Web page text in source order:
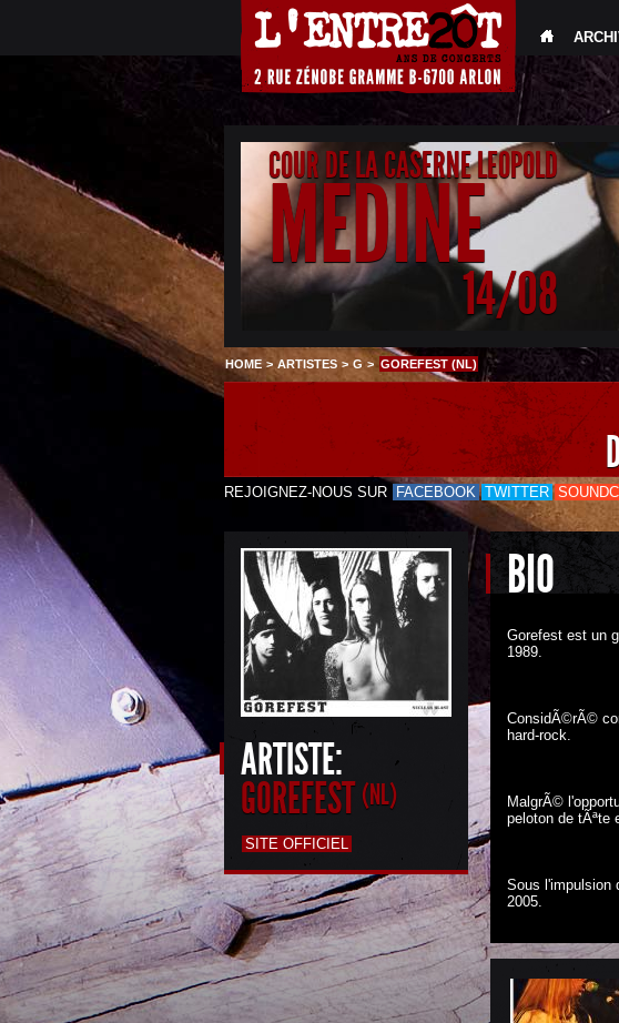
COUR DE LA CASERNE LEOPOLD
MEDINE
14/08
HOME > ARTISTES > G > GOREFEST (NL)
REJOIGNEZ-NOUS SUR FACEBOOK TWITTER
ARTISTE:
GOREFEST (NL)
SITE OFFICIEL
BIO
Gorefest est un
1989.
ConsidÃ©rÃ©
hard-rock.
MalgrÃ©
peloton de tÃªte
Sous l'impulsion
2005.